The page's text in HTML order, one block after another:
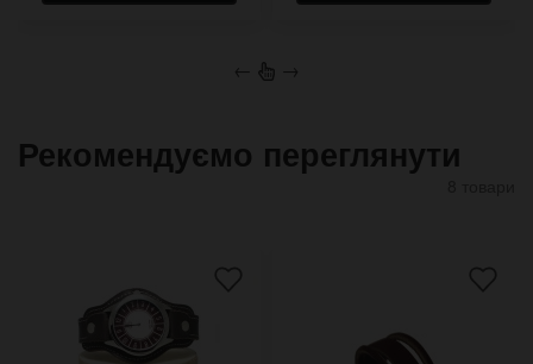
← →
Рекомендуємо переглянути